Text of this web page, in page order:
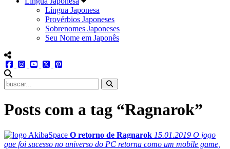
Língua Japonesa
Provérbios Japoneses
Sobrenomes Japoneses
Seu Nome em Japonês
menu redes social
facebookinstagram
youtube
twitter
Posts com a tag “Ragnarok”
O retorno de Ragnarok 15.01.2019 O jogo
que foi sucesso no universo do PC retorna como um mobile game,